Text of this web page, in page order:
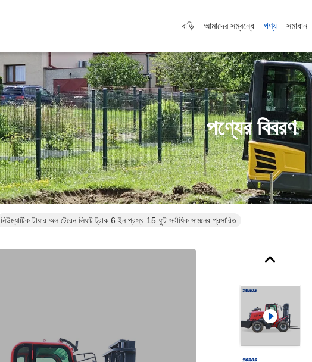
বাড়ি আমাদের সম্বন্ধে পণ্য সমাধান
পণ্যের বিবরণ
নিউম্যাটিক টায়ার অল টেরেন লিফট ট্রাক 6 ইন প্রস্থ 15 ফুট সর্বাধিক সামনের প্রসারিত